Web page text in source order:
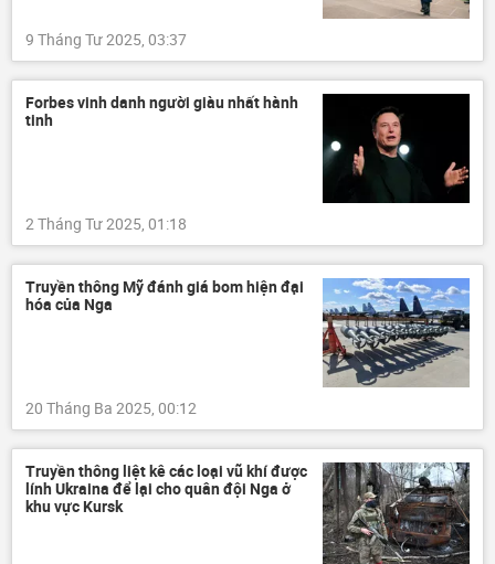
9 Tháng Tư 2025, 03:37
Forbes vinh danh người giàu nhất hành
tinh
2 Tháng Tư 2025, 01:18
Truyền thông Mỹ đánh giá bom hiện đại
hóa của Nga
20 Tháng Ba 2025, 00:12
Truyền thông liệt kê các loại vũ khí được
lính Ukraina để lại cho quân đội Nga ở
khu vực Kursk